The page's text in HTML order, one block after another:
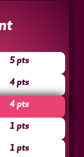
5 pts
4 pts
4 pts
1 pts
1 pts